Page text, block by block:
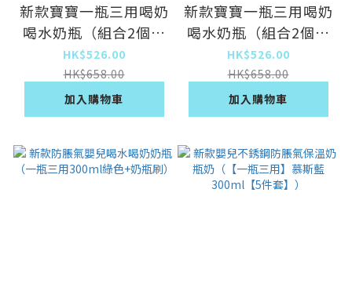
新款寶寶一瓶三用喝奶
喝水奶瓶（組合2個裝
240ml+300ml晨霧藍
+吸嘴*2+奶瓶刷）
HK$526.00
HK$658.00
加入購物車
新款寶寶一瓶三用喝奶
喝水奶瓶（組合2個裝
240ml+300ml茱暮紅
+吸嘴*2+奶瓶刷）
HK$526.00
HK$658.00
加入購物車